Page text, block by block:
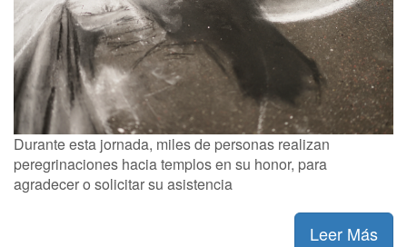
Durante esta jornada, miles de personas realizan
peregrinaciones hacia templos en su honor, para
agradecer o solicitar su asistencia
Leer Más